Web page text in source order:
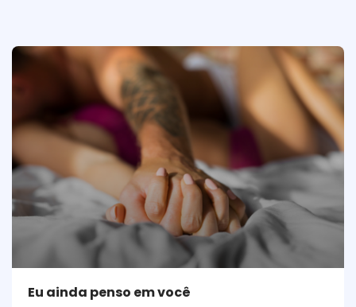
Eu ainda penso em você